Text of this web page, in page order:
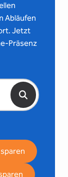
Abläufen
Jetzt
Präsenz